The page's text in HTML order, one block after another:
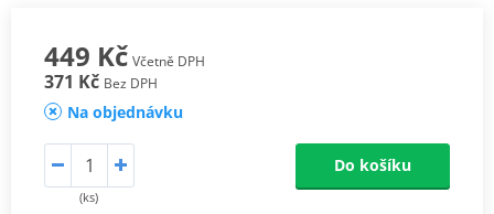
449 Kč Včetně DPH
371 Kč Bez DPH
Na objednávku
(ks)
Do košíku